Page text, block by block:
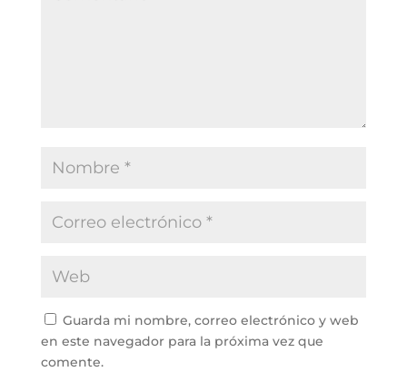
Guarda mi nombre, correo electrónico y web
en este navegador para la próxima vez que
comente.